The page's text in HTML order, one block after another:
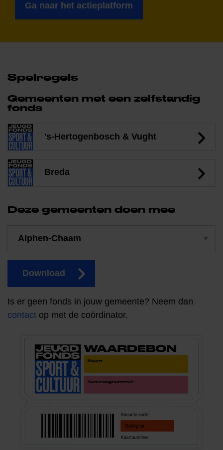
Ga naar het actieplatform
Spelregels
Gemeenten met een zelfstandig
fonds
's-Hertogenbosch & Vught
Breda
Deze gemeenten doen mee
Download
Is er geen fonds in jouw gemeente? Neem dan
contact op met de coördinator.